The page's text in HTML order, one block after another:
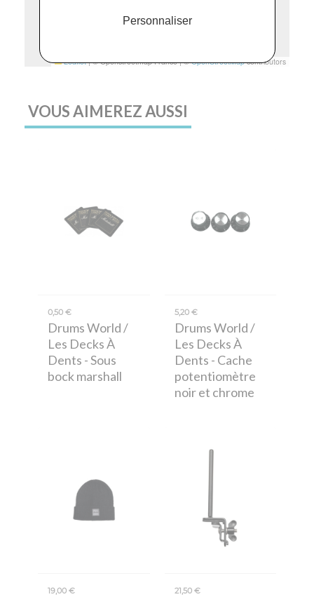
Leaflet |© Openstreetmap France | ©OpenStreetMapcontributors
VOUS AIMEREZ AUSSI
0,50 €
Drums World /
Les Decks À
Dents - Sous
bock marshall
5,20 €
Drums World /
Les Decks À
Dents - Cache
potentiomètre
noir et chrome
19,00 € 21,50 €
Personnaliser